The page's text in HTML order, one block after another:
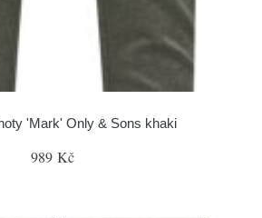
'Mark' Only & Sons khaki
989 Kč